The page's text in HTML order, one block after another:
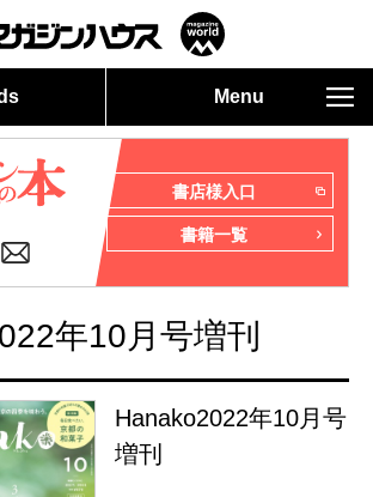
Menu
書店様入口
書籍一覧
年10月号増刊
Hanako2022年10月号
増刊